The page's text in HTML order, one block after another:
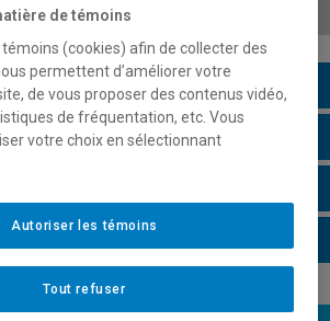
de témoins
témoins (cookies) afin de collecter des
permettent d’améliorer votre
de vous proposer des contenus vidéo,
de fréquentation, etc. Vous
votre choix en sélectionnant
Tout refuser
Autoriser les témoins